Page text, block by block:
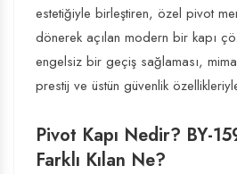
estetiğiyle birleştiren, özel pivot
dönerek açılan modern bir kapı
engelsiz bir geçiş sağlaması,
prestij ve üstün güvenlik
Pivot Kapı Nedir? BY-
Farklı Kılan Ne?